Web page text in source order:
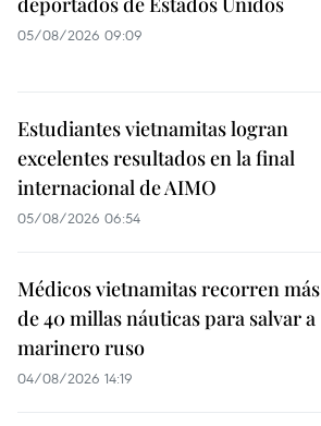
05/08/2026 09:09
Estudiantes vietnamitas logran
excelentes resultados en la final
internacional de AIMO
05/08/2026 06:54
Médicos vietnamitas recorren más
de 40 millas náuticas para salvar a
marinero ruso
04/08/2026 14:19